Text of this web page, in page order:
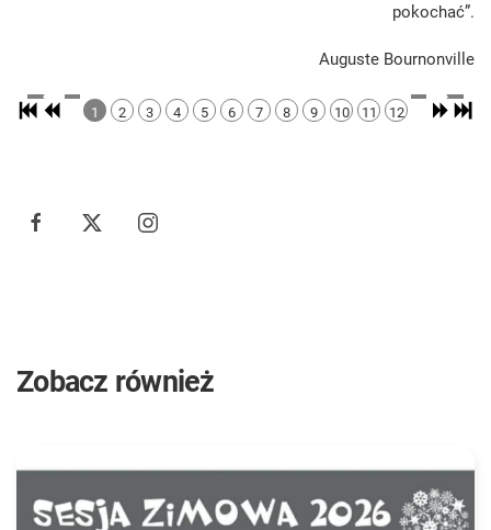
pokochać”.
Auguste Bournonville
1 2 3 4 5 6 7 8 9 10 11 12
Zobacz również